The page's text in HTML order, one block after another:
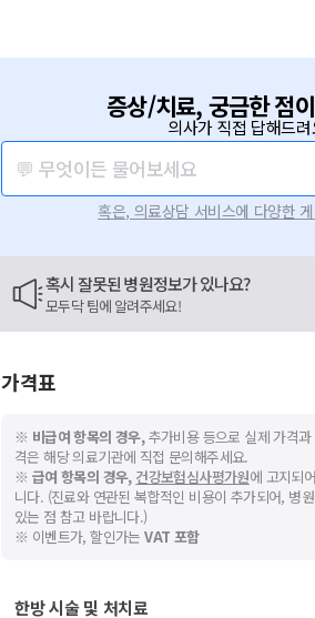
증상/치료, 궁금한 점
의사가 직접 답해드
💬 무엇이든 물어보세요
혹은, 의료상담 서비스에 다양한
혹시 잘못된 병원정보가 있나요?
모두닥 팀에 알려주세요!
가격표
※ 비급여 항목의 경우,추가비용 등으로 실제 가격
격은 해당 의료기관에 직접 문의해주세요.
※ 급여 항목의 경우, 건강보험심사평가원에 고지되
니다. (진료와 연관된 복합적인 비용이 추가되어, 병
있는 점 참고 바랍니다.)
※ 이벤트가, 할인가는VAT 포함
한방 시술 및 처치료
요청하신 작업을 처리하지 못했습
네트워크 또는 서버의 일시적인 오류로, 잠
지속적으로 문제가 발생할 경우 모두닥 채